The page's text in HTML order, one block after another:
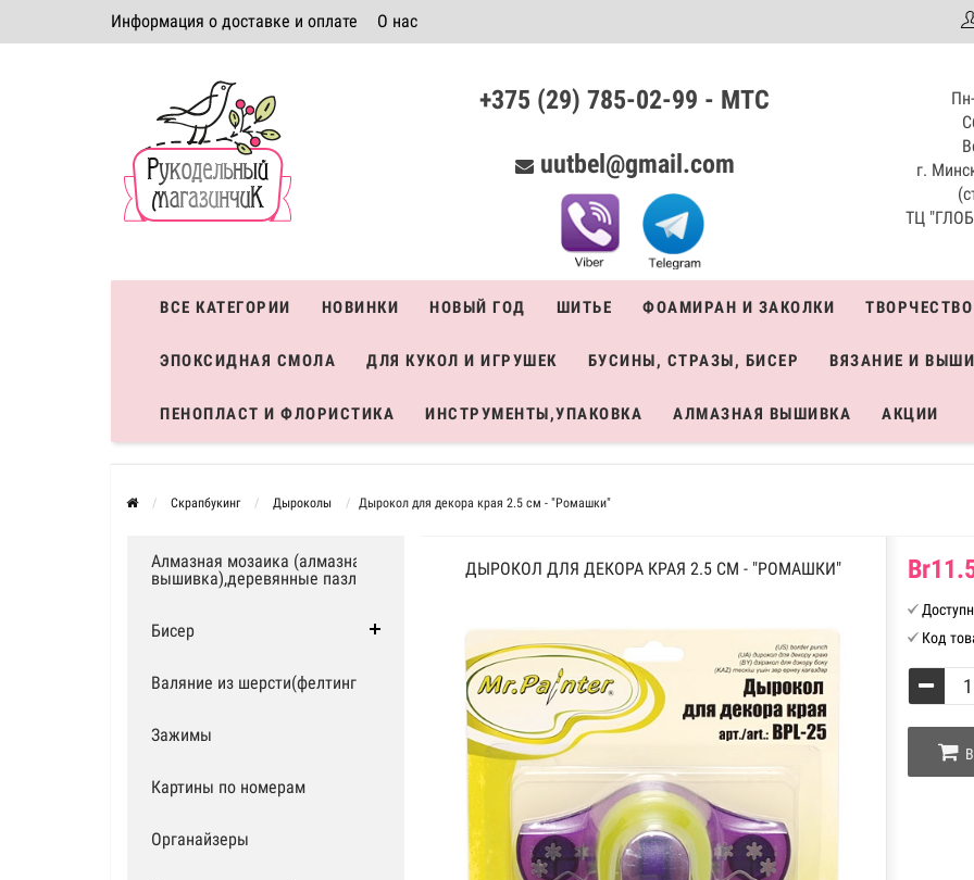
Информация о доставке и оплате О нас
Система скидок +375 (29) 785-02-99 - МТС
uutbel@gmail.com
г.
ТЦ
ВСЕ КАТЕГОРИИ НОВИНКИ НОВЫЙ ГОД ШИТЬЕ ФОАМИРАН И ЗАКОЛКИ ТВОРЧЕСТВО
ЭПОКСИДНАЯ СМОЛА ДЛЯ КУКОЛ И ИГРУШЕК БУСИНЫ, СТРАЗЫ, БИСЕР ВЯЗАНИЕ И
ПЕНОПЛАСТ И ФЛОРИСТИКА ИНСТРУМЕНТЫ,УПАКОВКА АЛМАЗНАЯ ВЫШИВКА АКЦИИ
Скрапбукинг Дыроколы Дырокол для декора края 2.5 см - "Ромашки"
Алмазная мозаика (алмазная
вышивка),деревянные пазлы
Бисер
Валяние из шерсти(фелтинг)
Зажимы
Картины по номерам
Органайзеры
ДЫРОКОЛ ДЛЯ ДЕКОРА КРАЯ 2.5 СМ - "РОМАШКИ"
Код
В